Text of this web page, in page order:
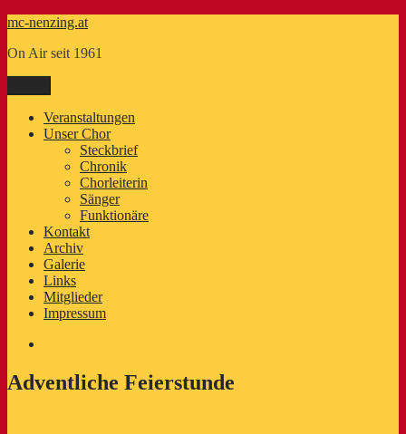
Zum
springen
mc-nenzing.at
On Air seit 1961
Veranstaltungen
Unser Chor
Steckbrief
Chronik
Chorleiterin
Sänger
Funktionäre
Kontakt
Archiv
Galerie
Links
Mitglieder
Impressum
Adventliche Feierstunde